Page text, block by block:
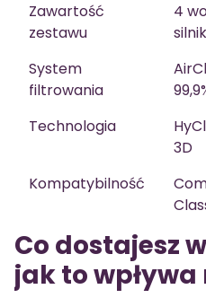
Zawartość
zestawu
4
System
filtrowania
Technologia
3D
Kompatybilność
Co dostajesz
jak to